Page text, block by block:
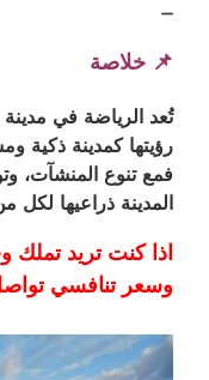
—
📌 خلاصة
تُعد الرياضة في
رؤيتها كمدينة ذكية
فمع تنوع المنشآت،
المدينة ذراعيها
اذا كنت تريد تملك
وسعر تنافسي تواصل